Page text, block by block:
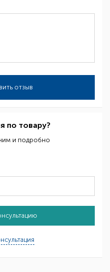
отзыв
по товару?
и подробно